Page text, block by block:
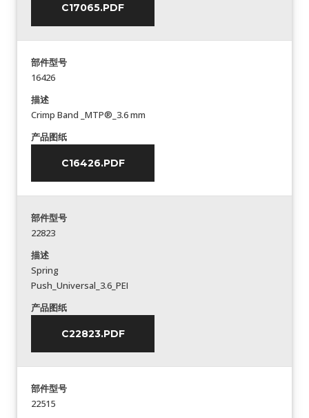
C17065.PDF
部件型号
16426
描述
Crimp Band _MTP®_3.6 mm
产品图纸
C16426.PDF
部件型号
22823
描述
Spring
Push_Universal_3.6_PEI
产品图纸
C22823.PDF
部件型号
22515